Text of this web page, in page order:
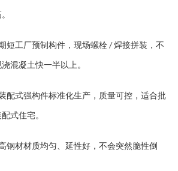
短工厂预制构件，现场螺栓 / 焊接拼装，不
混凝土快一半以上。
配式强构件标准化生产，质量可控，适合批
式住宅。
钢材材质均匀、延性好，不会突然脆性倒